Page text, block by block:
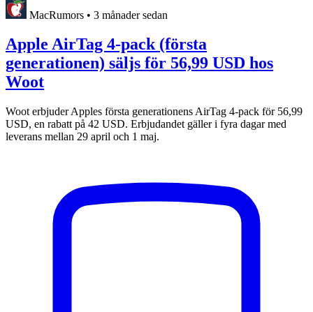
MacRumors • 3 månader sedan
Apple AirTag 4-pack (första
generationen) säljs för 56,99 USD hos
Woot
Woot erbjuder Apples första generationens AirTag 4-pack för 56,99
USD, en rabatt på 42 USD. Erbjudandet gäller i fyra dagar med
leverans mellan 29 april och 1 maj.